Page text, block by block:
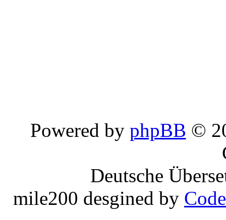
Powered by phpBB ©
Deutsche
mile200 desgined by